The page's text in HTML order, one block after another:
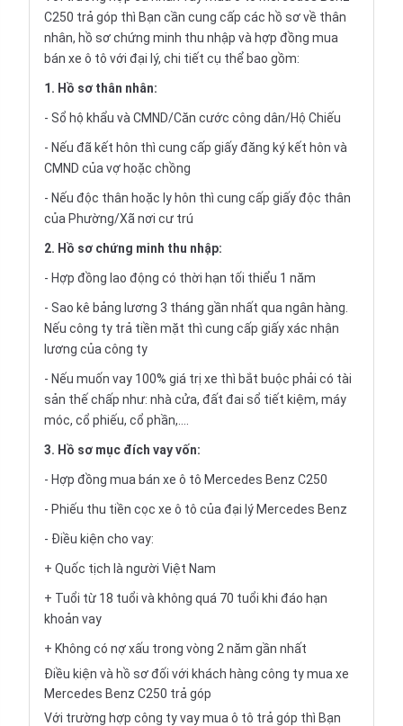
C250 trả góp thì Bạn cần cung cấp các hồ sơ về thân
nhân, hồ sơ chứng minh thu nhập và hợp đồng mua
bán xe ô tô với đại lý, chi tiết cụ thể bao gồm:
1. Hồ sơ thân nhân:
- Sổ hộ khẩu và CMND/Căn cước công dân/Hộ Chiếu
- Nếu đã kết hôn thì cung cấp giấy đăng ký kết hôn và
CMND của vợ hoặc chồng
- Nếu độc thân hoặc ly hôn thì cung cấp giấy độc thân
của Phường/Xã nơi cư trú
2. Hồ sơ chứng minh thu nhập:
- Hợp đồng lao động có thời hạn tối thiểu 1 năm
- Sao kê bảng lương 3 tháng gần nhất qua ngân hàng.
Nếu công ty trả tiền mặt thì cung cấp giấy xác nhận
lương của công ty
- Nếu muốn vay 100% giá trị xe thì bắt buộc phải có tài
sản thế chấp như: nhà cửa, đất đai sổ tiết kiệm, máy
móc, cổ phiếu, cổ phần,....
3. Hồ sơ mục đích vay vốn:
- Hợp đồng mua bán xe ô tô Mercedes Benz C250
- Phiếu thu tiền cọc xe ô tô của đại lý Mercedes Benz
- Điều kiện cho vay:
+ Quốc tịch là người Việt Nam
+ Tuổi từ 18 tuổi và không quá 70 tuổi khi đáo hạn
khoản vay
+ Không có nợ xấu trong vòng 2 năm gần nhất
Điều kiện và hồ sơ đối với khách hàng công ty mua xe
Mercedes Benz C250 trả góp
Với trường hợp công ty vaymua ô tô trả góp thì Bạn